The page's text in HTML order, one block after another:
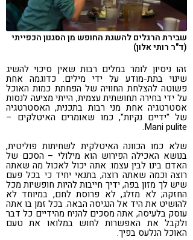
שבירת הרגלים להשגת החופש מן הסגנון הכפייתי
(ד"ר רותי אלון)
זהו ניסיון לומר במלים רבות שאין סיכוי להשיג
שינוי בתת-מודע על ידי מילים. כדוגמה אחת
פשוטה להצלחת החוויה של הפחתת כמות האוכל
על ידי בחירה תחושתית עצמית, הייתי מציעה לנסות
אסטרטגיה אחת מני רבות בתכנית, האסטרטגיה
של "ידיים נקיות", כמו שאומרים האיטלקים –
Mani pulite.
שלא כמו הכוונה האיטלקית לשחיתות פוליטית,
בנושא האכילה הפירוש הוא מילולי – הסכם של
האדם בינו לבין עצמו: אתה יכול לאכול מה שאתה
רוצה וכמה שאתה רוצה, בתנאי יחיד כי בכל פעם
שיש לך מזון בפה, ידיך חייבות להיות חופשיות מכל
החזקה; לא מזלג, לא פרוסת לחם, במיוחד לא
להושיט את היד אל הנגיסה הבאה. בכל זמן בו אתה
עוסק בלעיסה, אתה מסכים להניח מהידיים כל דבר
ולקבל את האפשרות לחוש במלואו את טעם
האוכל הנלעס בפיך.